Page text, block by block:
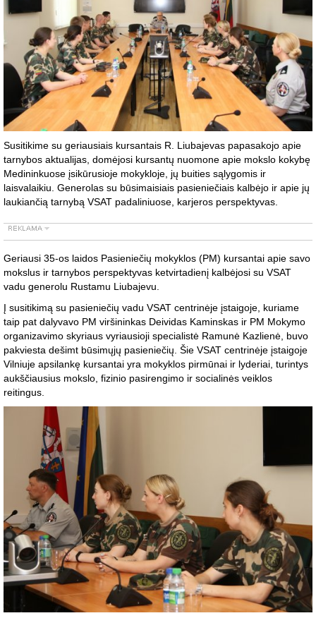
Susitikime su geriausiais kursantais R. Liubajevas papasakojo apie
tarnybos aktualijas, domėjosi kursantų nuomone apie mokslo kokybę
Medininkuose įsikūrusioje mokykloje, jų buities sąlygomis ir
laisvalaikiu. Generolas su būsimaisiais pasieniečiais kalbėjo ir apie jų
laukiančią tarnybą VSAT padaliniuose, karjeros perspektyvas.
Geriausi 35-os laidos Pasieniečių mokyklos (PM) kursantai apie savo
mokslus ir tarnybos perspektyvas ketvirtadienį kalbėjosi su VSAT
vadu generolu Rustamu Liubajevu.
Į susitikimą su pasieniečių vadu VSAT centrinėje įstaigoje, kuriame
taip pat dalyvavo PM viršininkas Deividas Kaminskas ir PM Mokymo
organizavimo skyriaus vyriausioji specialistė Ramunė Kazlienė, buvo
pakviesta dešimt būsimųjų pasieniečių. Šie VSAT centrinėje įstaigoje
Vilniuje apsilankę kursantai yra mokyklos pirmūnai ir lyderiai, turintys
aukščiausius mokslo, fizinio pasirengimo ir socialinės veiklos
reitingus.